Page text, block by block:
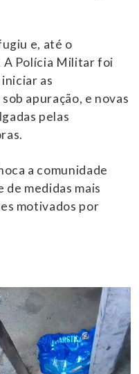
e, até o
A Polícia Militar foi
as
apuração, e novas
pelas
a comunidade
de medidas mais
motivados por